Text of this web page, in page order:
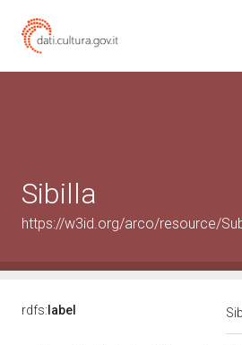
Sibilla
https://w3id.org/arco/resource/
rdfs: label